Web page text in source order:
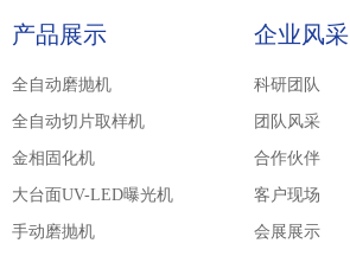
产品展示
全自动磨抛机
全自动切片取样机
金相固化机
大台面UV-LED曝光机
手动磨抛机
企业风采
科研团队
团队风采
合作伙伴
客户现场
会展展示